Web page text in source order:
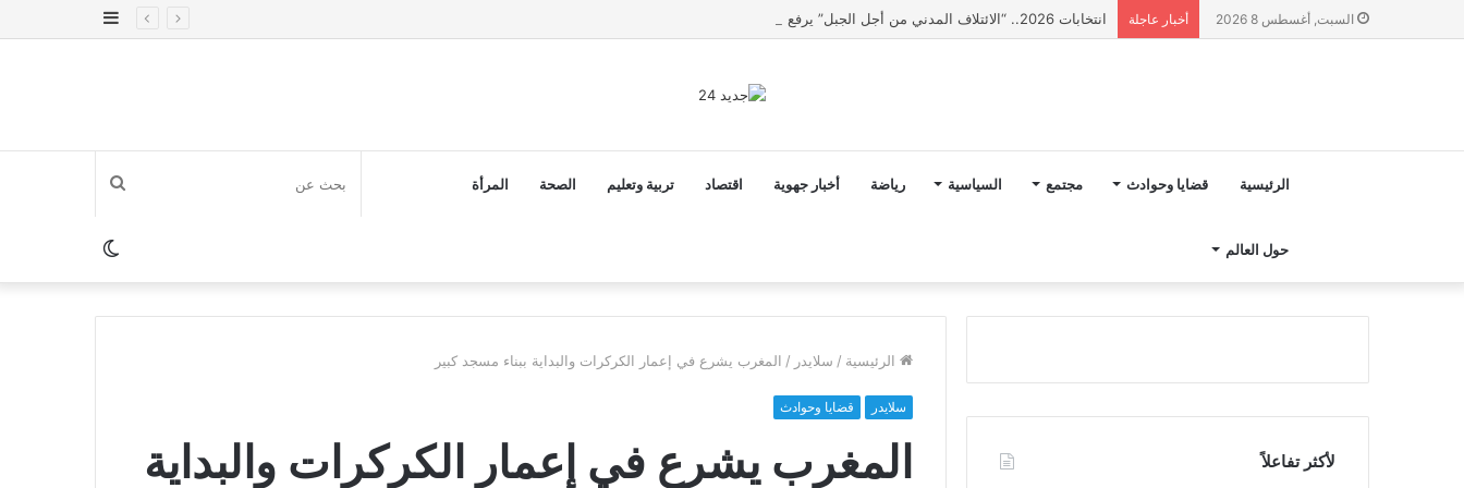
السبت, أغسطس 8 2026 أخبار عاجلة انتخابات 2026.. “الائتلاف المدني من أجل الجبل” يرفع عشرة مطالب أمام الأحزاب لإنصاف المناطق الجبلية
إضافة
الرئيسية قضايا وحوادث مجتمع السياسية رياضة أخبار جهوية اقتصاد تربية وتعليم الصحة المرأة
حول العالم
بحث
عنالوضع
المظلم
الرئيسية / سلايدر / المغرب يشرع في إعمار الكركرات والبداية ببناء مسجد كبير‎
سلايدر قضايا وحوادث
المغرب يشرع في إعمار الكركرات والبداية
لأكثر تفاعلاً